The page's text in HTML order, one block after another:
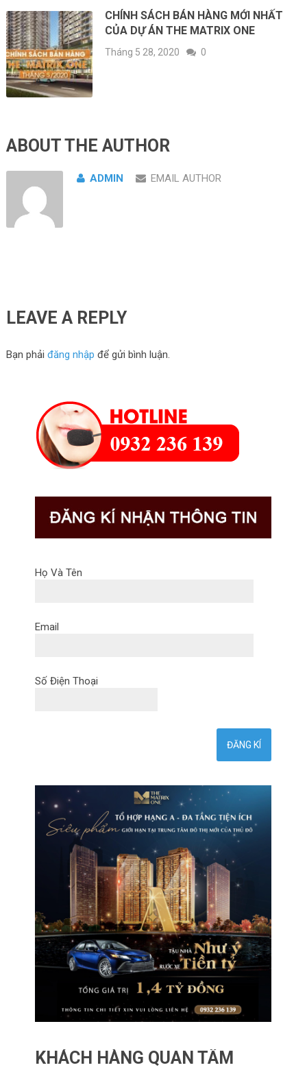
CHÍNH SÁCH BÁN HÀNG MỚI NHẤT
CỦA DỰ ÁN THE MATRIX ONE
Tháng 5 28, 2020 0
ABOUT THE AUTHOR
ADMIN EMAIL AUTHOR
LEAVE A REPLY
Bạn phải đăng nhập để gửi bình luận.
Họ Và Tên
Email
Số Điện Thoại
KHÁCH HÀNG QUAN TÂM